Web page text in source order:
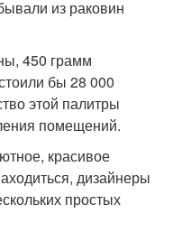
из раковин
450 грамм
бы 28 000
этой палитры
помещений.
красивое
дизайнеры
простых